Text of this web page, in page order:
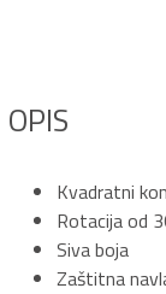
OPIS
Kvadratni
Rotacija od
Siva boja
Zaštitna